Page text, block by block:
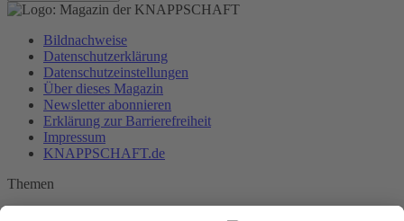
Bildnachweise
Datenschutzerklärung
Datenschutzeinstellungen
Über dieses Magazin
Newsletter abonnieren
Erklärung zur Barrierefreiheit
Impressum
KNAPPSCHAFT.de
Themen